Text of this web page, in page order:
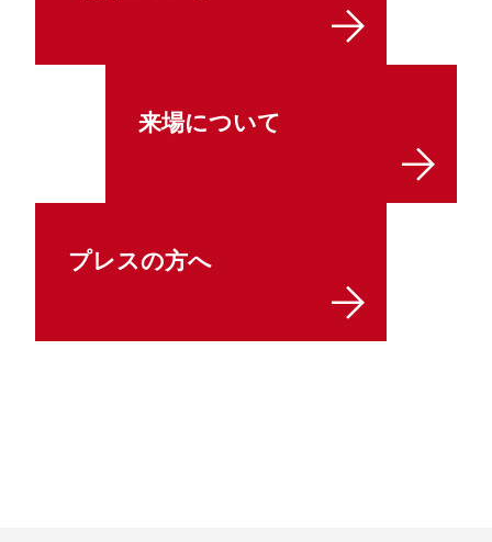
来場について
プレスの方へ